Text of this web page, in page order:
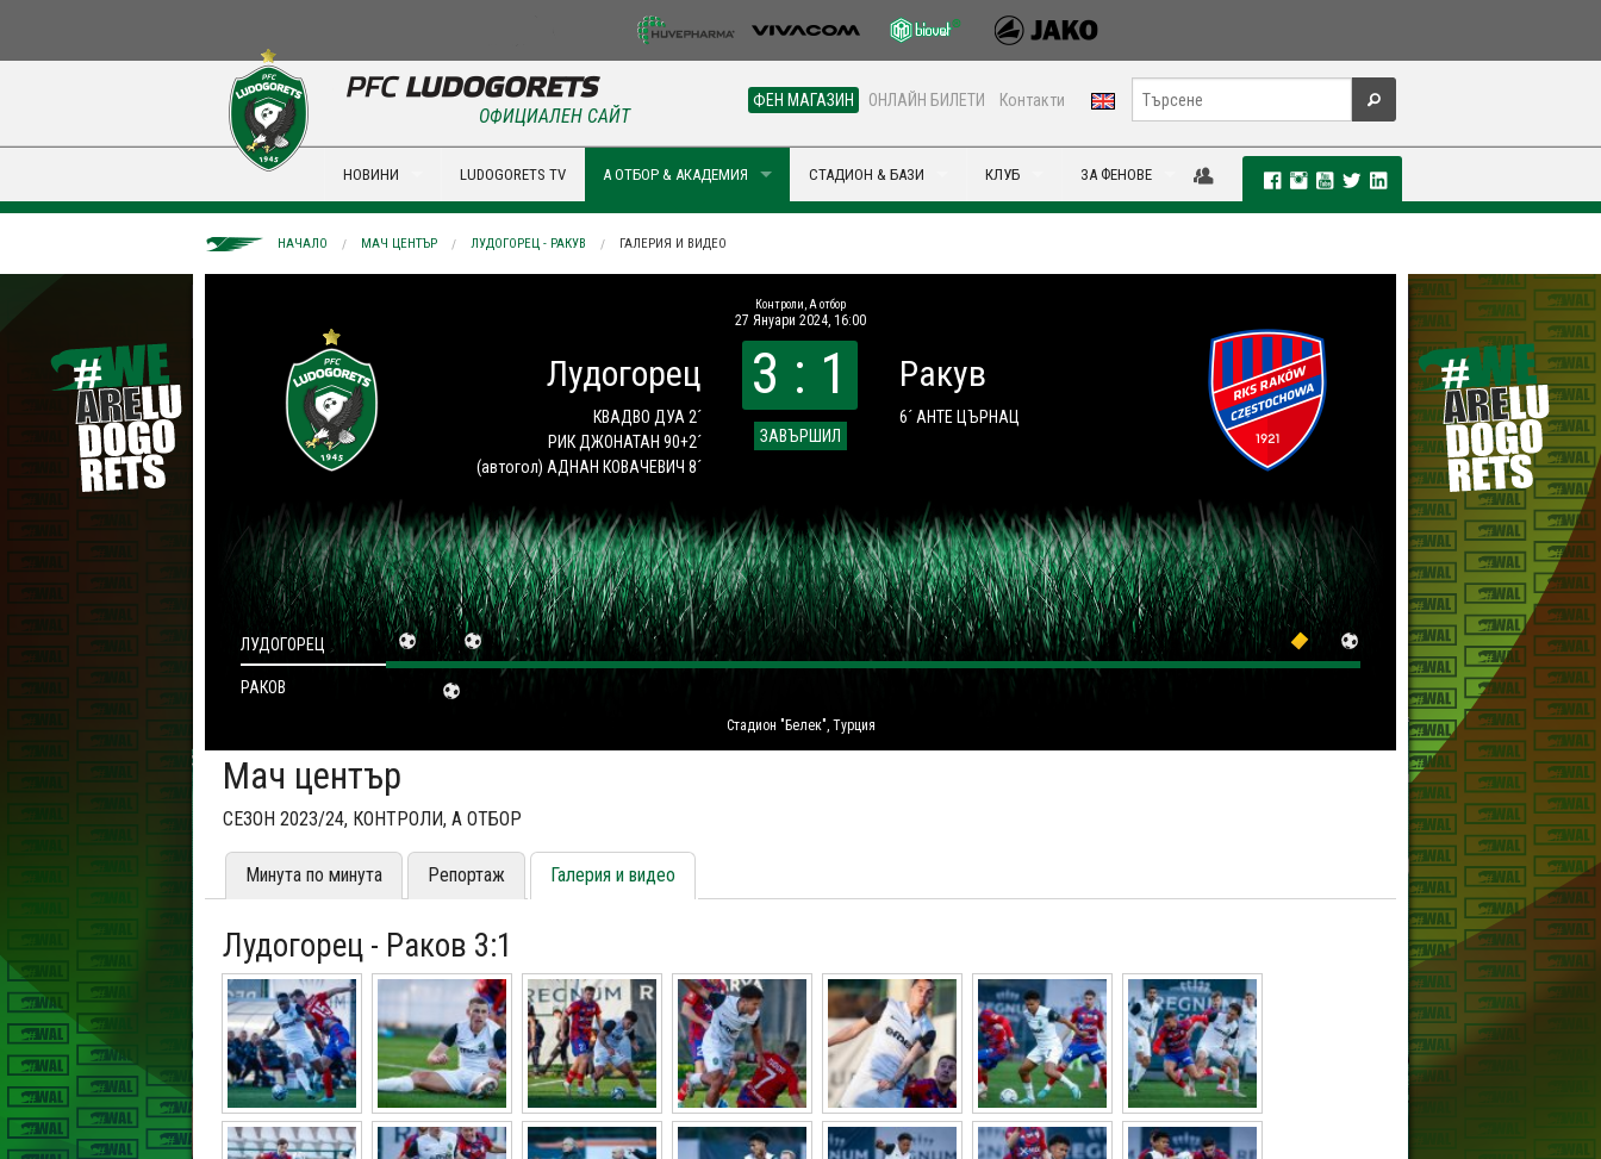
ФЕН МАГАЗИН ОНЛАЙН БИЛЕТИ Контакти
ОФИЦИАЛЕН САЙТ
НОВИНИ LUDOGORETS TV А ОТБОР & АКАДЕМИЯ СТАДИОН & БАЗИ КЛУБ ЗА ФЕНОВЕ
НАЧАЛО МАЧ ЦЕНТЪР ЛУДОГОРЕЦ - РАКУВ ГАЛЕРИЯ И ВИДЕО
Контроли, А отбор
27 Януари 2024, 16:00
Лудогорец
КВАДВО ДУА 2´
РИК ДЖОНАТАН 90+2´
(автогол) АДНАН КОВАЧЕВИЧ 8´
3 : 1
ЗАВЪРШИЛ
Ракув
6´ АНТЕ ЦЪРНАЦ
Стадион "Белек", Турция
ЛУДОГОРЕЦ
РАКОВ
Мач център
СЕЗОН 2023/24, КОНТРОЛИ, А ОТБОР
Минута по минута Репортаж Галерия и видео
Лудогорец - Раков 3:1